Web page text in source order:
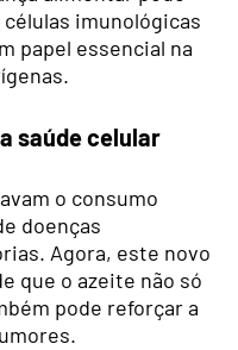
imunológicas
papel essencial na
saúde celular
o consumo
doenças
Agora, este novo
que o azeite não só
pode reforçar a